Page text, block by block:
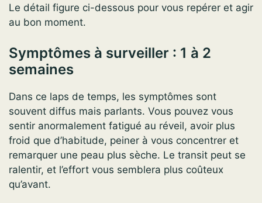
Le détail figure ci-dessous pour vous repérer et agir
au bon moment.
Symptômes à surveiller : 1 à 2
semaines
Dans ce laps de temps, les symptômes sont
souvent diffus mais parlants. Vous pouvez vous
sentir anormalement fatigué au réveil, avoir plus
froid que d’habitude, peiner à vous concentrer et
remarquer une peau plus sèche. Le transit peut se
ralentir, et l’effort vous semblera plus coûteux
qu’avant.